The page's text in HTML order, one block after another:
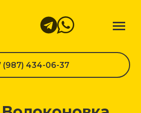
(987) 434-06-37